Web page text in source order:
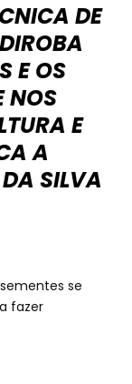
DE
E OS
NOS
E
A
SILVA
se
fazer